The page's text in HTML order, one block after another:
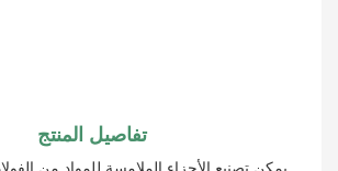
تفاصيل المنتج